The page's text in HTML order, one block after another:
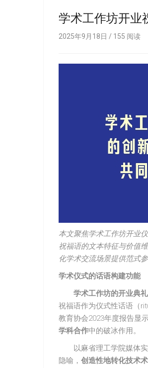
学术工作坊开业
2025年9月18日 / 155 阅读
本文聚焦学术工作坊开业
祝福语的文本特征与价值
化学术交流场景提供范式参
学术仪式的话语构建功能
学术工作坊的开业典礼
祝福语作为仪式性话语（
教育协会2023年度报告显
学科合作中的破冰作用。
以麻省理工学院媒体
隐喻， 创造性地转化技术